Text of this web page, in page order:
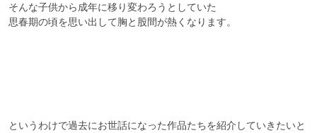
そんな子供から成年に移り変わろうとしていた
思春期の頃を思い出して胸と股間が熱くなります。
というわけで過去にお世話になった作品たちを紹介していきたいと